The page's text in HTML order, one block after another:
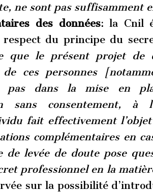
ne sont pas suffisamment
des données: la Cnil
du principe du
que le présent projet de
de ces personnes
pas dans la mise en
sans consentement, à
fait effectivement
complémentaires en
de levée de doute pose
professionnel en la
sur la possibilité